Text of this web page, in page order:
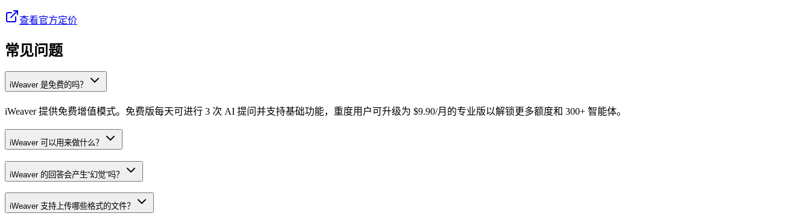
查看官方定价
常见问题
iWeaver 是免费的吗？
iWeaver 提供免费增值模式。免费版每天可进行 3 次 AI 提问并支持基础功能，重度用户可升级为 $9.90/月的专业版以解锁更多额度和 300+ 智能体。
iWeaver 可以用来做什么？
iWeaver 的回答会产生“幻觉”吗？
iWeaver 支持上传哪些格式的文件？